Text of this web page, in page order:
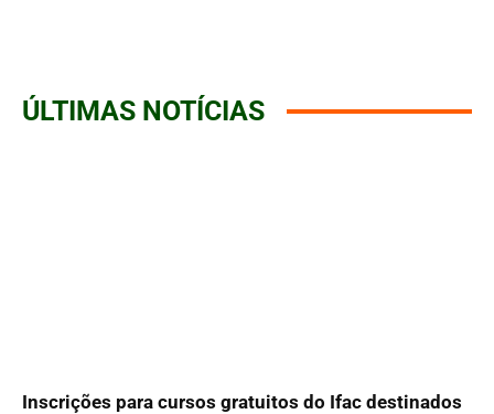
ÚLTIMAS NOTÍCIAS
Inscrições para cursos gratuitos do Ifac destinados